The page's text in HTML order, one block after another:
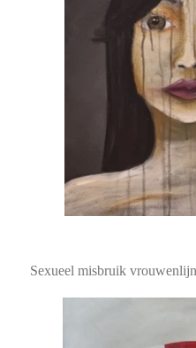
Sexueel misbruik